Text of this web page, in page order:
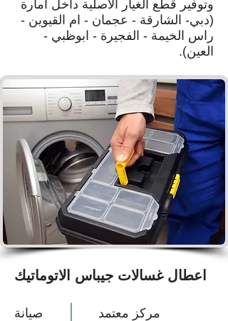
وتوفير قطع الغيار الاصلية داخل امارة
(دبي- الشارقة - عجمان - ام القيوين -
راس الخيمة - الفجيرة - ابوظبي -
العين).
اعطال غسالات جيباس الاتوماتيك
صيانة
مركز معتمد